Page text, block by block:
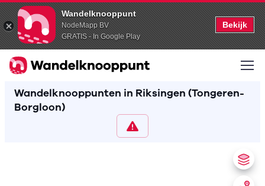
Wandelknooppunt
NodeMapp BV
GRATIS - In Google Play
Bekijk
Wandelknooppunten in Riksingen (Tongeren-
Borgloon)